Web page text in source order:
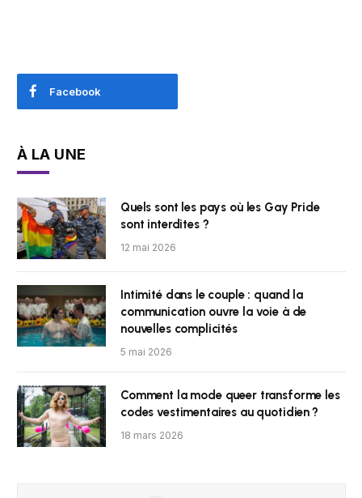
Facebook
À LA UNE
Quels sont les pays où les Gay Pride
sont interdites ?
12 mai 2026
Intimité dans le couple : quand la
communication ouvre la voie à de
nouvelles complicités
5 mai 2026
Comment la mode queer transforme les
codes vestimentaires au quotidien ?
18 mars 2026